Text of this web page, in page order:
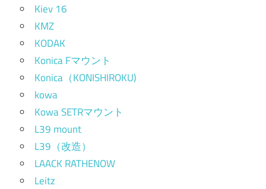
Kiev 16
KMZ
KODAK
Konica Fマウント
Konica（KONISHIROKU)
kowa
Kowa SETRマウント
L39 mount
L39（改造）
LAACK RATHENOW
Leitz